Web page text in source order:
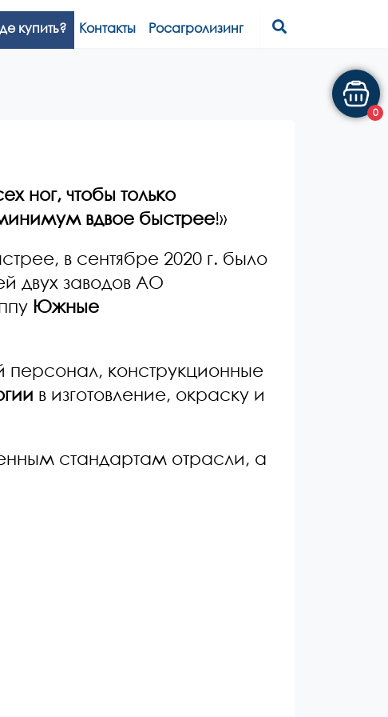
купить? Контакты Росагролизинг
ног, чтобы только
вдвое быстрее!»
в сентябре 2020 г. было
двух заводов АО
Южные
персонал, конструкционные
в изготовление, окраску и
стандартам отрасли, а
0